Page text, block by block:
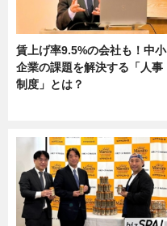
賃上げ率9.5%の会社も！中小
企業の課題を解決する「人事
制度」とは？